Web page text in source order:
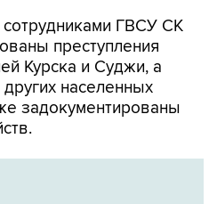
ГВСУ СК
преступления
Курска и Суджи, а
населенных
задокументированы